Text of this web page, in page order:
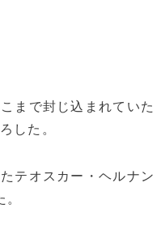
まで封じ込まれていた
した。
テオスカー・ヘルナン